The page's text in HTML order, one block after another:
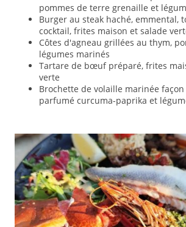
pommes de terre grenaille et
Burger au steak haché, emmental,
cocktail, frites maison et salade
Côtes d'agneau grillées au thym,
légumes marinés
Tartare de bœuf préparé, frites
verte
Brochette de volaille marinée
parfumé curcuma-paprika et